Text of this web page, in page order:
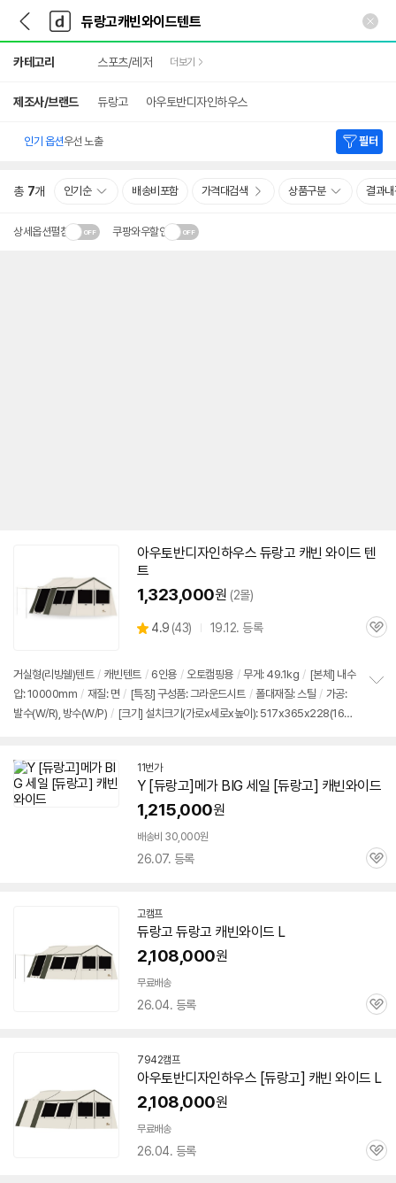
다
나
와
가
기
다
와
메
인
카테고리 스포츠/레저 더보기
제조사/브랜드 듀랑고 아우토반디자인하우스
인기 옵션우선 노출 필터
총 7개 인기순 배송비포함 가격대검색 상품구분 결과
상세옵션펼침 쿠팡와우할인
아우토반디자인하우스 듀랑고 캐빈 와이드 텐
트
1,323,000원 (2몰)
별
4.9 (상
뷰
43) 19.12. 등록
관
거실형(리빙쉘)텐트 / 캐빈텐트 / 6인용 / 오토캠핑용 / 무게: 49.1kg / [본체] 내수
압: 10000mm / 재질: 면 / [특징] 구성품: 그라운드시트 / 폴대재질: 스틸 / 가공:
발수(W/R), 방수(W/P) / [크기] 설치크기(가로x세로x높이): 517x365x228(167)
11번가
Y [듀랑고]메가 BIG 세일 [듀랑고] 캐빈와이드
1,215,000원
배송비 30,000원
26.07. 등록
관
고캠프네
이
버
페
이
듀랑고 듀랑고 캐빈와이드 L
2,108,000원
무료배송
26.04. 등록
관
7942캠프네
이
버
페
아우토반디자인하우스 [듀랑고] 캐빈 와이드 L
2,108,000원
무료배송
26.04. 등록
관